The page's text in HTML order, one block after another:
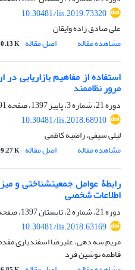
10.30481/lis.2019.73320
علی صادق زاده وایقان
مشاهده مقاله
اصل مقاله K
استفاده از مفاهیم بازاریابی
مرور نظام‎مند
دوره 21، شماره 3، پاییز 1397، صفحه
10.30481/lis.2018.68910
لیلی سیفی، راضیه کاظمی
مشاهده مقاله
اصل مقاله K
اطلاعات شخصی
دوره 21، شماره 2، تابستان 1397، صفحه
10.30481/lis.2018.63169
مریم سه دهی، علیرضا اسفندیاری
فاطمه نوشین فرد